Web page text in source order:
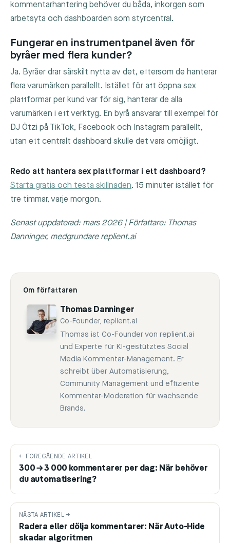
kommentarhantering behöver du båda, inkorgen som
arbetsyta och dashboarden som styrcentral.
Fungerar en instrumentpanel även för
byråer med flera kunder?
Ja. Byråer drar särskilt nytta av det, eftersom de hanterar
flera varumärken parallellt. Istället för att öppna sex
plattformar per kund var för sig, hanterar de alla
varumärken i ett verktyg. En byrå ansvarar till exempel för
DJ Ötzi på TikTok, Facebook och Instagram parallellt,
utan ett centralt dashboard skulle det vara omöjligt.
Redo att hantera sex plattformar i ett dashboard?
Starta gratis och testa skillnaden. 15 minuter istället för
tre timmar, varje morgon.
Senast uppdaterad: mars 2026 | Författare: Thomas
Danninger, medgrundare replient.ai
Om författaren
Thomas Danninger
Co-Founder, replient.ai
Thomas ist Co-Founder von replient.ai
und Experte für KI-gestütztes Social
Media Kommentar-Management. Er
schreibt über Automatisierung,
Community Management und effiziente
Kommentar-Moderation für wachsende
Brands.
← FÖREGÅENDE ARTIKEL
300 → 3 000 kommentarer per dag: När behöver
du automatisering?
NÄSTA ARTIKEL →
Radera eller dölja kommentarer: När Auto-Hide
skadar algoritmen